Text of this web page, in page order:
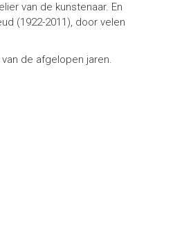
van de kunstenaar. En
(1922-2011), door velen
de afgelopen jaren.